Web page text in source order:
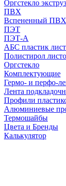
Оргстекло
ПВХ
Вспененный ПВХ
ПЭТ
ПЭТ-А
АБС пластик
Полистирол
Оргстекло
Комплектующие
Гермо- и перфо-
Лента
Профили
Алюминиевые
Термошайбы
Цвета и Бренды
Калькулятор